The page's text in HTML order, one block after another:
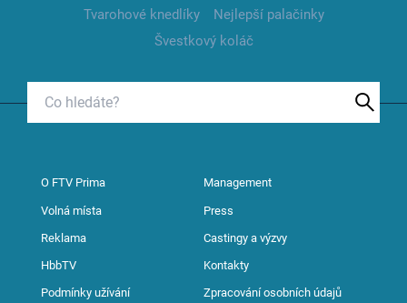
Tvarohové knedlíky
Nejlepší palačinky
Švestkový koláč
O FTV Prima Management
Volná místa Press
Reklama Castingy a výzvy
HbbTV Kontakty
Podmínky užívání Zpracování osobních údajů